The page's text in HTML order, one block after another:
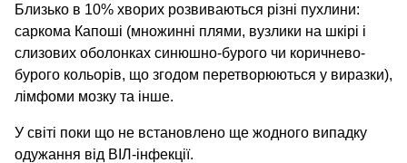
Близько в 10% хворих розвиваються різні пухлини:
саркома Капоші (множинні плями, вузлики на шкірі і
слизових оболонках синюшно-бурого чи коричнево-
бурого кольорів, що згодом перетворюються у виразки),
лімфоми мозку та інше.
У світі поки що не встановлено ще жодного випадку
одужання від ВІЛ-інфекції.